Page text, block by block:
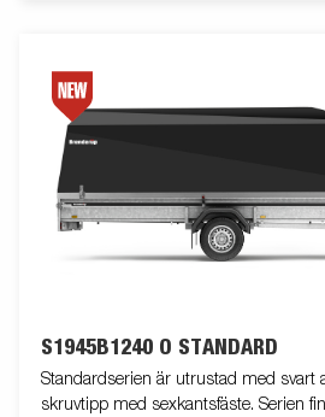
S1945B1240 O STANDARD
Standardserien är utrustad med svart
skruvtipp med sexkantsfäste. Serien